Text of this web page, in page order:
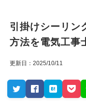
引掛けシーリン
方法を電気工事
更新日：2025/10/11